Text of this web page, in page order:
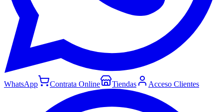
WhatsApp Contrata Online Tiendas Acceso Clientes